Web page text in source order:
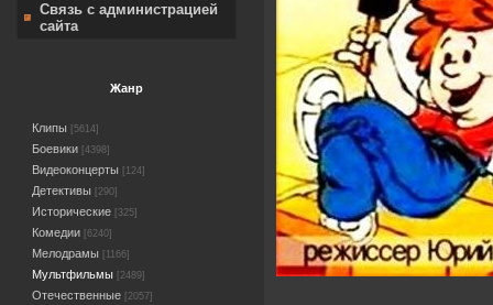
Связь с администрацией
сайта
Жанр
Клипы [5614]
Боевики [4398]
Видеоконцерты [124]
Детективы [290]
Исторические [325]
Комедии [6240]
Мелодрамы [1166]
Мультфильмы [2489]
Отечественные [2057]